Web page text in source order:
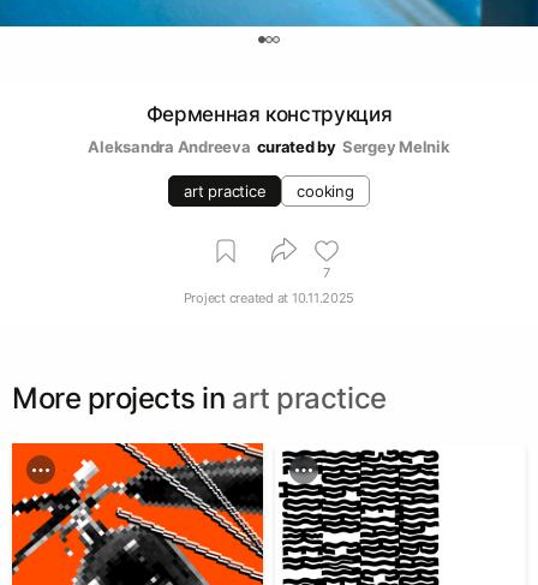
Ферменная конструкция
Aleksandra Andreeva curated by Sergey Melnik
art practice cooking
7
Project created at 10.11.2025
More projects in art practice